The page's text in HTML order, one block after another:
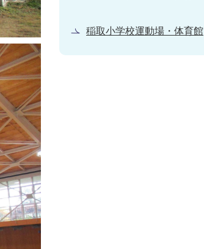
稲取小学校運動場・体育館